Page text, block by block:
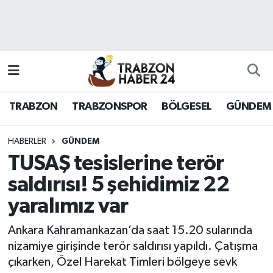
TRABZON TRABZONSPOR BÖLGESEL GÜNDEM
HABERLER GÜNDEM
TUSAŞ tesislerine terör
saldırısı! 5 şehidimiz 22
yaralımız var
Ankara Kahramankazan’da saat 15.20 sularında
nizamiye girişinde terör saldırısı yapıldı. Çatışma
çıkarken, Özel Harekat Timleri bölgeye sevk
Hava Durumu
Namaz Vakitleri
Trafik Durumu
Süper Lig Puan Durumu ve Fikstür
Tüm Manşetler
Son Dakika Haberleri
Haber Arşivi